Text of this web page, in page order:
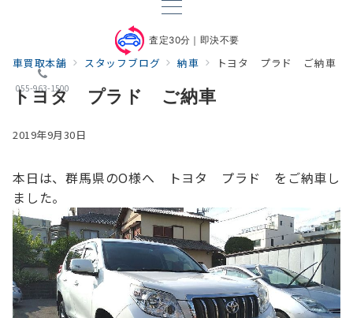
査定30分｜即決不要
055-963-1500
車買取本舗 スタッフブログ 納車 トヨタ プラド ご納車
トヨタ プラド ご納車
2019年9月30日
本日は、群馬県のO様へ トヨタ プラド をご納車し
ました。